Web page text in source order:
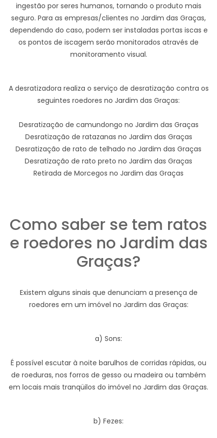
ingestão por seres humanos, tornando o produto mais
seguro. Para as empresas/clientes no Jardim das Graças,
dependendo do caso, podem ser instaladas portas iscas e
os pontos de iscagem serão monitorados através de
monitoramento visual.
A desratizadora realiza o serviço de desratização contra os
seguintes roedores no Jardim das Graças:
Desratização de camundongo no Jardim das Graças
Desratização de ratazanas no Jardim das Graças
Desratização de rato de telhado no Jardim das Graças
Desratização de rato preto no Jardim das Graças
Retirada de Morcegos no Jardim das Graças
Como saber se tem ratos
e roedores no Jardim das
Graças?
Existem alguns sinais que denunciam a presença de
roedores em um imóvel no Jardim das Graças:
a) Sons:
É possível escutar à noite barulhos de corridas rápidas, ou
de roeduras, nos forros de gesso ou madeira ou também
em locais mais tranqüilos do imóvel no Jardim das Graças.
b) Fezes: